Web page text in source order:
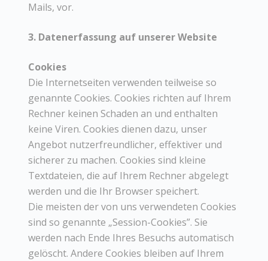
Mails, vor.
3. Datenerfassung auf unserer Website
Cookies
Die Internetseiten verwenden teilweise so
genannte Cookies. Cookies richten auf Ihrem
Rechner keinen Schaden an und enthalten
keine Viren. Cookies dienen dazu, unser
Angebot nutzerfreundlicher, effektiver und
sicherer zu machen. Cookies sind kleine
Textdateien, die auf Ihrem Rechner abgelegt
werden und die Ihr Browser speichert.
Die meisten der von uns verwendeten Cookies
sind so genannte „Session-Cookies”. Sie
werden nach Ende Ihres Besuchs automatisch
gelöscht. Andere Cookies bleiben auf Ihrem